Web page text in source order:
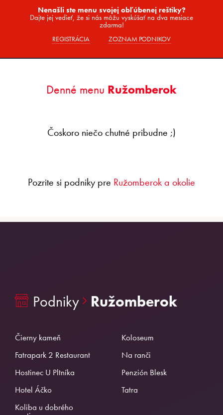
Nenašli ste menu svojej obľúbenej reštiky?
Dajte jej vedieť, že si nás môžu vyskúšať na dva mesiace
zdarma!
REGISTRÁCIA ZOZNAM PODNIKOV
Denné menu Ružomberok
Čoskoro niečo chutné pribudne ;)
Pozrite si podniky pre Ružomberok a okolie
Podniky Ružomberok
Čierny kameň
Fatrapark 2 Restaurant
Hostinec U Pltníka
Hotel Áčko
Koliba u dobrého
Koloseum
Na ranči
Penzión Blesk
Tatra